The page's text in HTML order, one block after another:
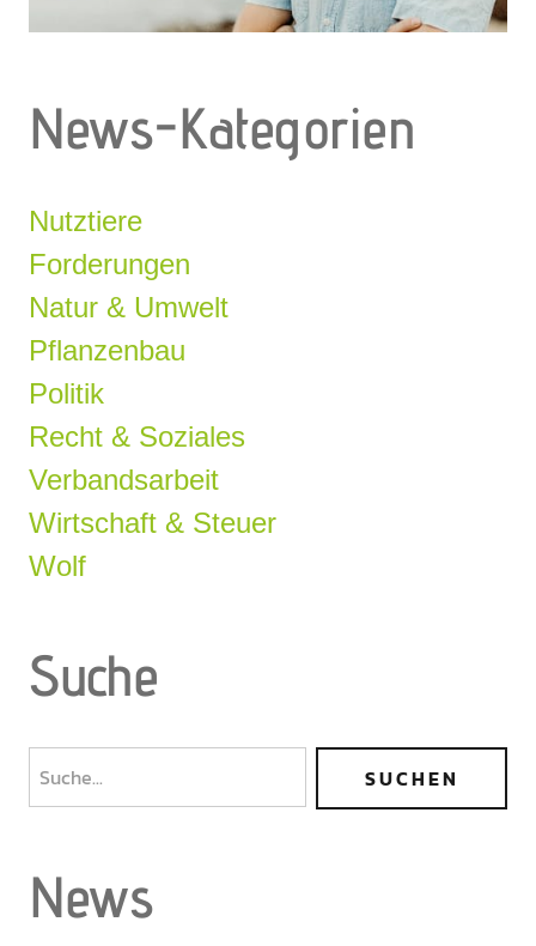
News-Kategorien
Nutztiere
Forderungen
Natur & Umwelt
Pflanzenbau
Politik
Recht & Soziales
Verbandsarbeit
Wirtschaft & Steuer
Wolf
Suche
News